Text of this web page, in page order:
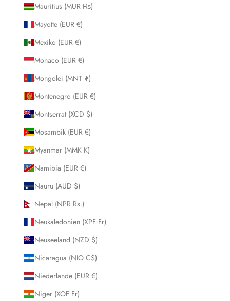
Mauritius (MUR ₨)
Mayotte (EUR €)
Mexiko (EUR €)
Monaco (EUR €)
Mongolei (MNT ₮)
Montenegro (EUR €)
Montserrat (XCD $)
Mosambik (EUR €)
Myanmar (MMK K)
Namibia (EUR €)
Nauru (AUD $)
Nepal (NPR Rs.)
Neukaledonien (XPF Fr)
Neuseeland (NZD $)
Nicaragua (NIO C$)
Niederlande (EUR €)
Niger (XOF Fr)